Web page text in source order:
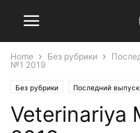
Home Без рубрики
№1 2019
Без рубрики Последний выпуск
Veterinariya